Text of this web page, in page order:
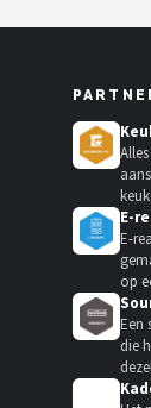
E-
E-
op
Een
die